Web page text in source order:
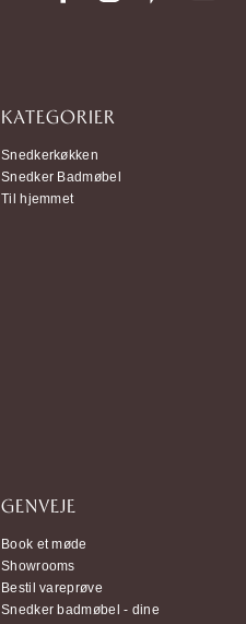
KATEGORIER
Snedkerkøkken
Snedker Badmøbel
Til hjemmet
GENVEJE
Book et møde
Showrooms
Bestil vareprøve
Snedker badmøbel - dine